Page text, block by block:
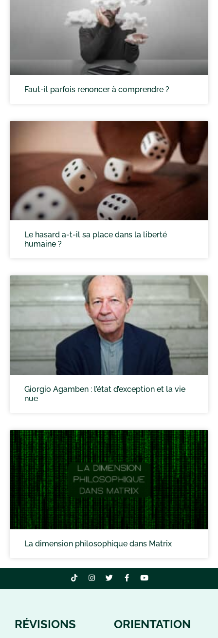
Faut-il parfois renoncer à comprendre ?
Le hasard a-t-il sa place dans la liberté
humaine ?
Giorgio Agamben : l’état d’exception et la vie
nue
La dimension philosophique dans Matrix
RÉVISIONS ORIENTATION